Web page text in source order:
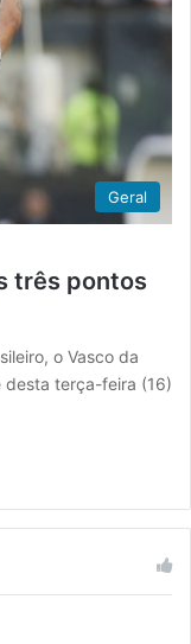
Geral
três pontos
o Vasco da
desta terça-feira (16)